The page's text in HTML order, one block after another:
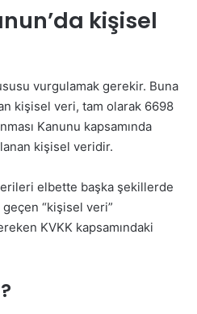
kişisel
vurgulamak gerekir. Buna
kişisel veri, tam olarak 6698
Kanunu kapsamında
kişisel veridir.
elbette başka şekillerde
“kişisel veri”
KVKK kapsamındaki